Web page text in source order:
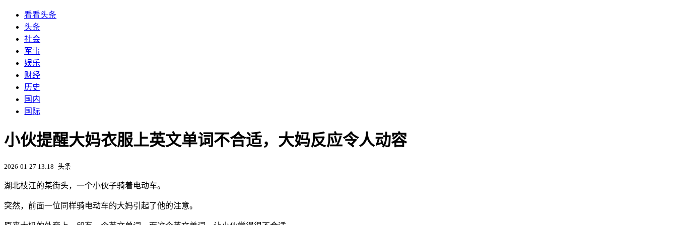
看看头条
头条
社会
军事
娱乐
财经
历史
国内
国际
小伙提醒大妈衣服上英文单词不合适，大妈反应令人动容
2026-01-27 13:18 头条
湖北枝江的某街头，一个小伙子骑着电动车。
突然，前面一位同样骑电动车的大妈引起了他的注意。